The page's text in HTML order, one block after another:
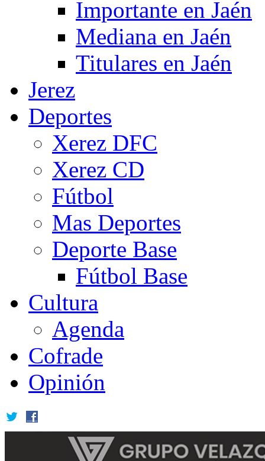
Importante en Jaén
Mediana en Jaén
Titulares en Jaén
Jerez
Deportes
Xerez DFC
Xerez CD
Fútbol
Mas Deportes
Deporte Base
Fútbol Base
Cultura
Agenda
Cofrade
Opinión